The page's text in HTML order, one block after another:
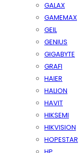
GALAX
GAMEMAX
GEIL
GENIUS
GIGABYTE
GRAFI
HAIER
HALION
HAVIT
HIKSEMI
HIKVISION
HOPESTAR